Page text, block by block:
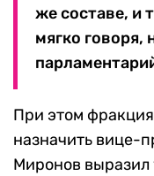
же составе, и
мягко говоря,
При этом
назначить вице-
Миронов выразил